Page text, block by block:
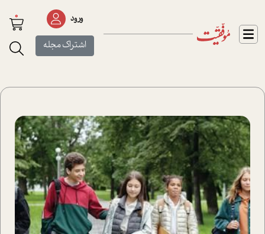
ورود
اشتراک مجله
0